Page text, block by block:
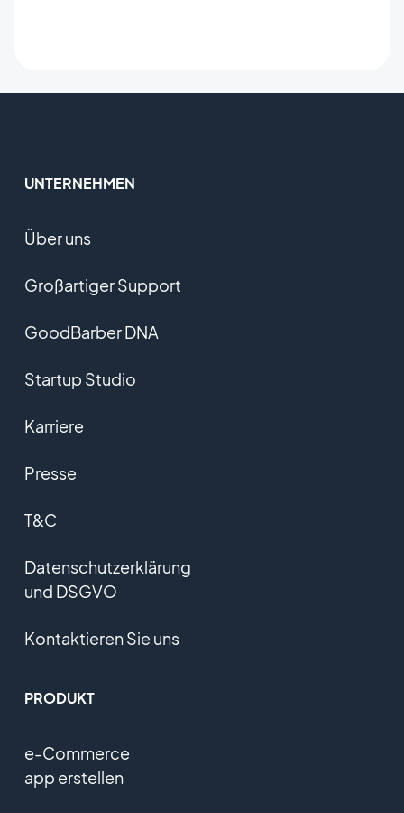
UNTERNEHMEN
Über uns
Großartiger Support
GoodBarber DNA
Startup Studio
Karriere
Presse
T&C
Datenschutzerklärung
und DSGVO
Kontaktieren Sie uns
PRODUKT
e-Commerce
app erstellen